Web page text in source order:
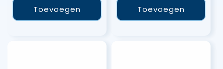
Toevoegen Toevoegen